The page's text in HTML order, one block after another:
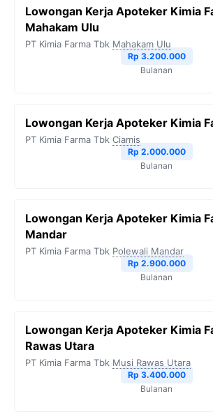
Lowongan Kerja Apoteker Kimia
Mahakam Ulu
PT Kimia Farma Tbk Mahakam Ulu
Rp 3.200.000
Bulanan
Lowongan Kerja Apoteker Kimia
PT Kimia Farma Tbk Ciamis
Rp 2.000.000
Bulanan
Lowongan Kerja Apoteker Kimia
Mandar
PT Kimia Farma Tbk Polewali Mandar
Rp 2.900.000
Bulanan
Lowongan Kerja Apoteker Kimia
Rawas Utara
PT Kimia Farma Tbk Musi Rawas Utara
Rp 3.400.000
Bulanan